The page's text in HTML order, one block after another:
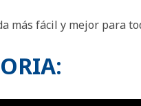
más fácil y mejor para